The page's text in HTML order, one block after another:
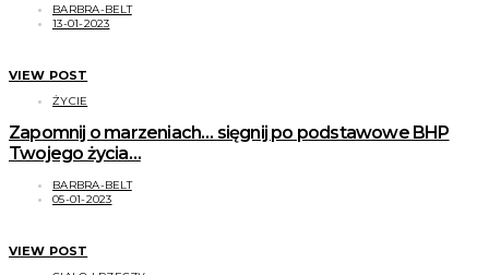
BARBRA-BELT
13-01-2023
VIEW POST
ŻYCIE
Zapomnij o marzeniach… sięgnij po podstawowe BHP
Twojego życia…
BARBRA-BELT
05-01-2023
VIEW POST